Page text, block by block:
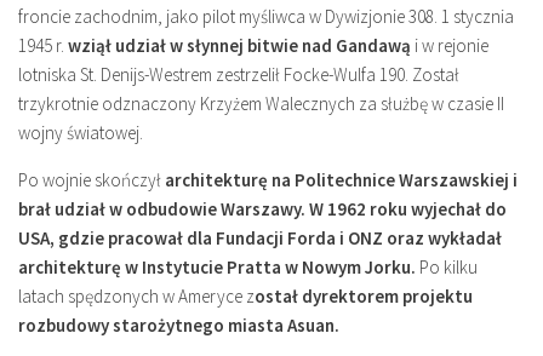
froncie zachodnim, jako pilot myśliwca w Dywizjonie 308. 1 stycznia
1945 r. wziął udział w słynnej bitwie nad Gandawą i w rejonie
lotniska St. Denijs-Westrem zestrzelił Focke-Wulfa 190. Został
trzykrotnie odznaczony Krzyżem Walecznych za służbę w czasie II
wojny światowej.
Po wojnie skończył architekturę na Politechnice Warszawskiej i
brał udział w odbudowie Warszawy. W 1962 roku wyjechał do
USA, gdzie pracował dla Fundacji Forda i ONZ oraz wykładał
architekturę w Instytucie Pratta w Nowym Jorku. Po kilku
latach spędzonych w Ameryce został dyrektorem projektu
rozbudowy starożytnego miasta Asuan.